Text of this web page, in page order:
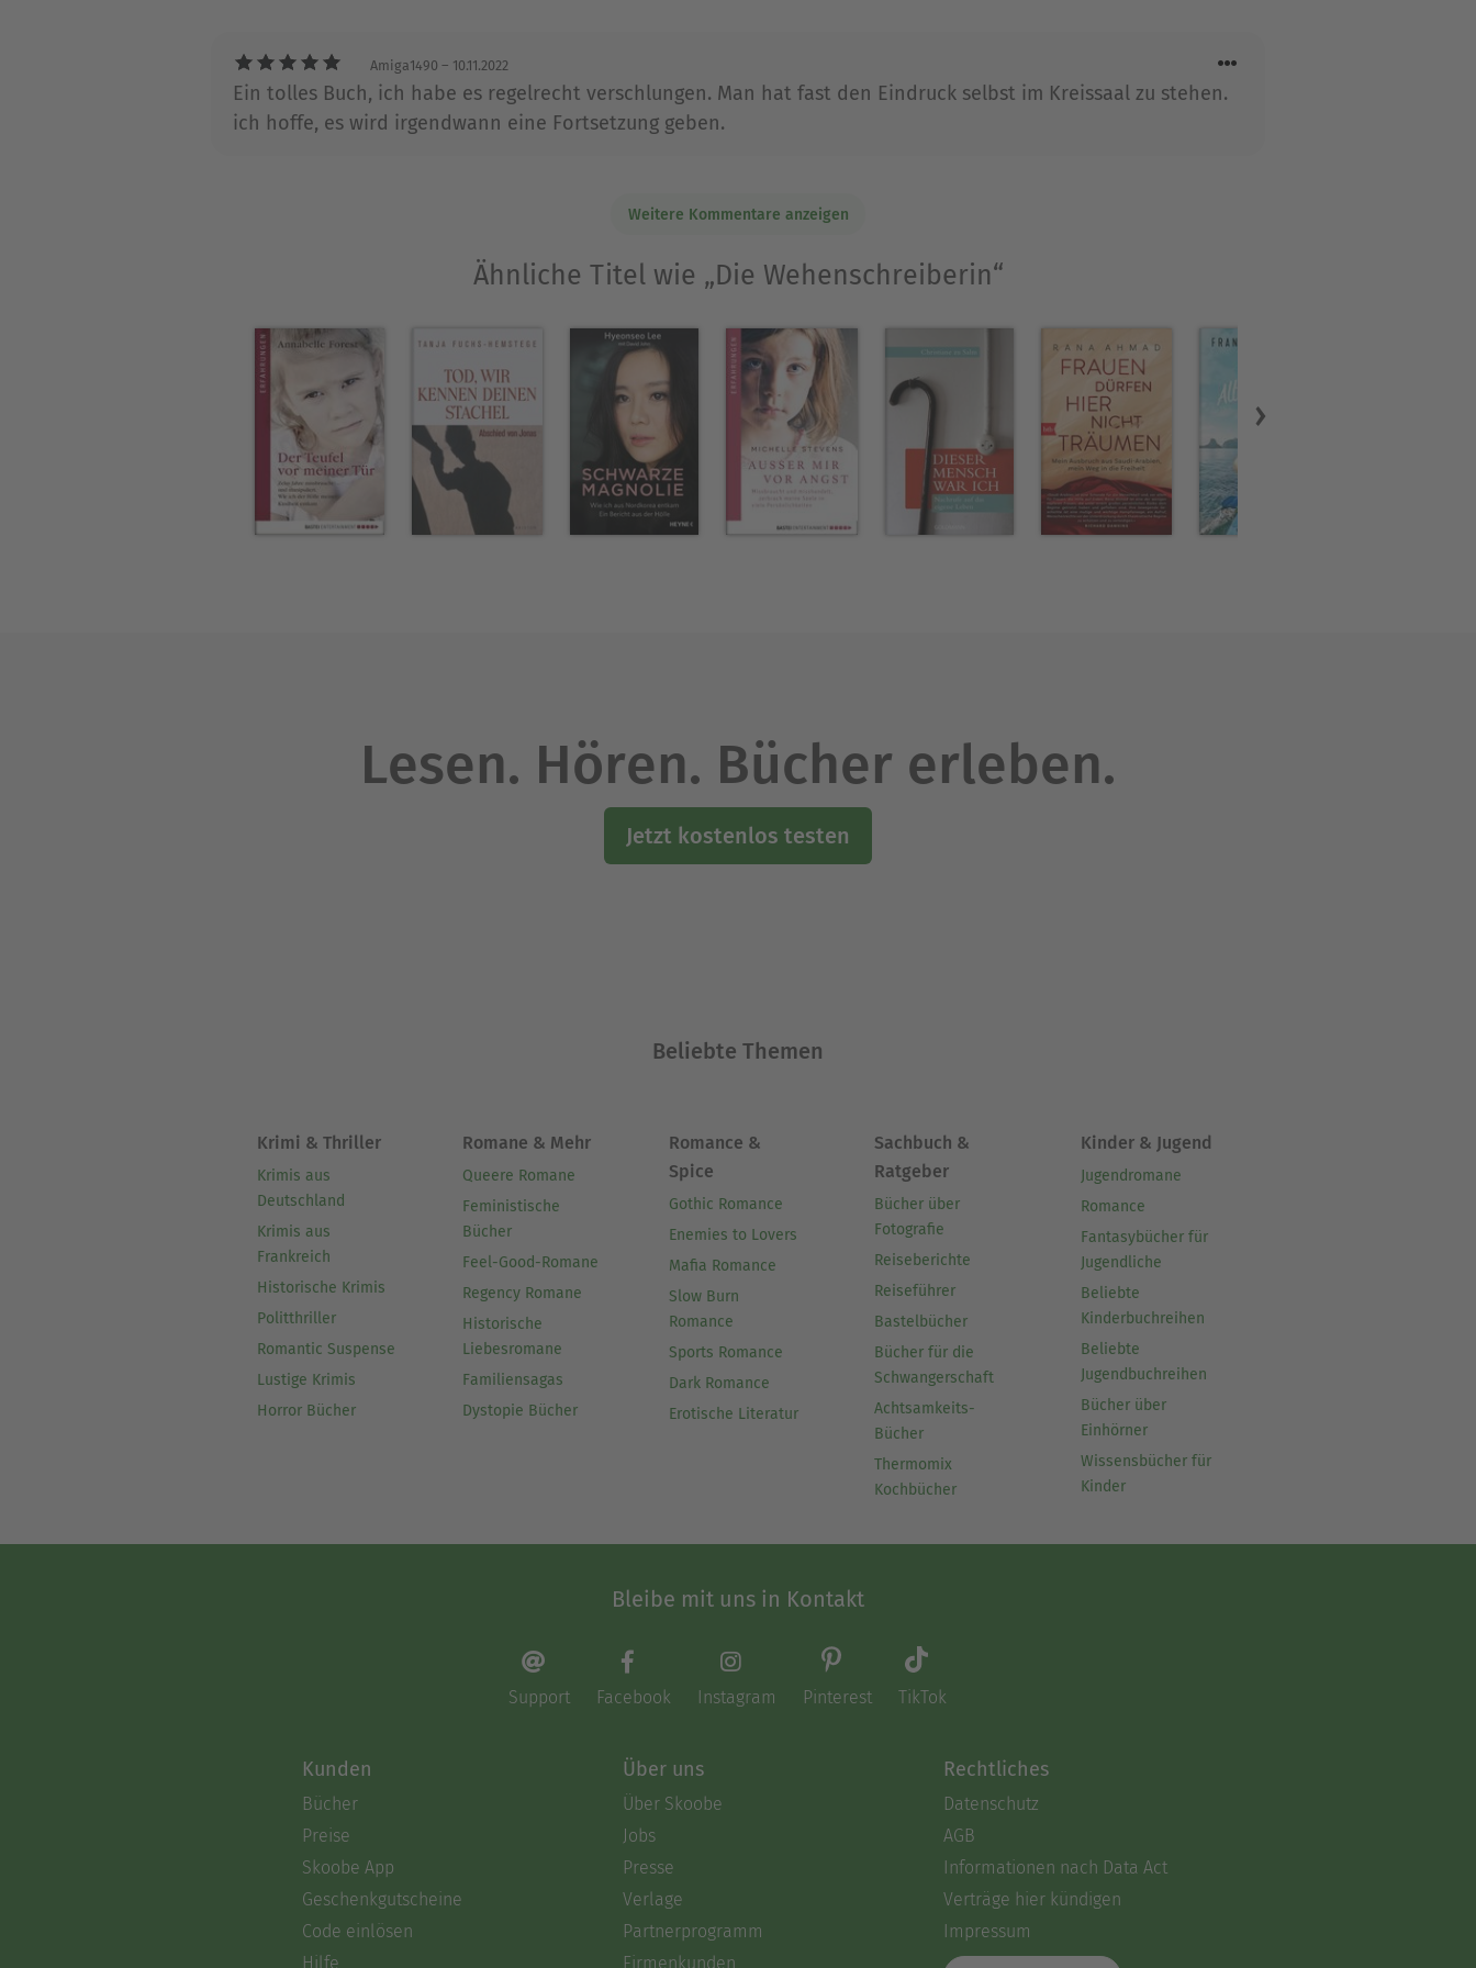
Amiga1490 – 10.11.2022
Ein tolles Buch, ich habe es regelrecht verschlungen. Man hat fast den Eindruck selbst im Kreissaal zu stehen.
ich hoffe, es wird irgendwann eine Fortsetzung geben.
Weitere Kommentare anzeigen
Ähnliche Titel wie „Die Wehenschreiberin“
Lesen. Hören. Bücher erleben.
Jetzt kostenlos testen
Beliebte Themen
Krimi & Thriller
Krimis aus
Deutschland
Krimis aus
Frankreich
Historische Krimis
Politthriller
Romantic Suspense
Lustige Krimis
Horror Bücher
Romane & Mehr
Queere Romane
Feministische
Bücher
Feel-Good-Romane
Regency Romane
Historische
Liebesromane
Familiensagas
Dystopie Bücher
Romance &
Spice
Gothic Romance
Enemies to Lovers
Mafia Romance
Slow Burn
Romance
Sports Romance
Dark Romance
Erotische Literatur
Sachbuch &
Ratgeber
Bücher über
Fotografie
Reiseberichte
Reiseführer
Bastelbücher
Bücher für die
Schwangerschaft
Achtsamkeits-
Bücher
Thermomix
Kochbücher
Kinder & Jugend
Jugendromane
Romance
Fantasybücher für
Jugendliche
Beliebte
Kinderbuchreihen
Beliebte
Jugendbuchreihen
Bücher über
Einhörner
Wissensbücher für
Kinder
Bleibe mit uns in Kontakt
Support Facebook Instagram Pinterest TikTok
Kunden
Bücher
Preise
Skoobe App
Geschenkgutscheine
Code einlösen
Hilfe
Über uns
Über Skoobe
Jobs
Presse
Verlage
Partnerprogramm
Firmenkunden
Rechtliches
Datenschutz
AGB
Informationen nach Data Act
Verträge hier kündigen
Impressum